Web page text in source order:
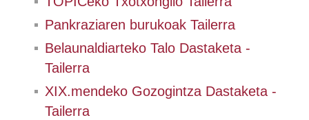
Pankraziaren burukoak Tailerra
Belaunaldiarteko Talo Dastaketa -
Tailerra
XIX.mendeko Gozogintza Dastaketa -
Tailerra